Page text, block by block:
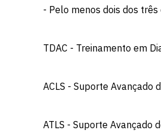
- Pelo menos dois dos três
TDAC - Treinamento em
ACLS - Suporte Avançado
ATLS - Suporte Avançado